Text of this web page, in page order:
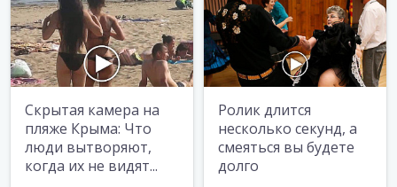
Скрытая камера на
пляже Крыма: Что
люди вытворяют,
когда их не видят...
Ролик длится
несколько секунд, а
смеяться вы будете
долго